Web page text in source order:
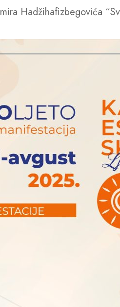
Hadžihafizbegovića